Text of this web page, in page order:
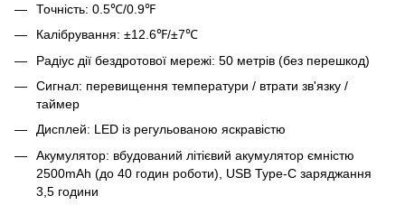
Точність: 0.5℃/0.9℉
Калібрування: ±12.6℉/±7℃
Радіус дії бездротової мережі: 50 метрів (без перешкод)
Сигнал: перевищення температури / втрати зв'язку /
таймер
Дисплей: LED із регульованою яскравістю
Акумулятор: вбудований літієвий акумулятор ємністю
2500mAh (до 40 годин роботи), USB Type-C заряджання
3,5 години